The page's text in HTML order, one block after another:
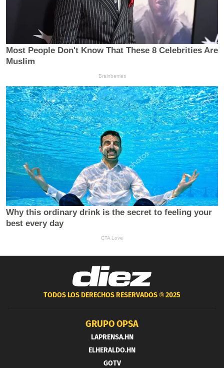
TODOS LOS DERECHOS RESERVADOS ®2025
GRUPO OPSA
LAPRENSA.HN
ELHERALDO.HN
GOTV